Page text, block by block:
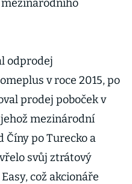
odprodej
v roce 2015, po
prodej poboček v
mezinárodní
Číny po Turecko a
svůj ztrátový
což akcionáře